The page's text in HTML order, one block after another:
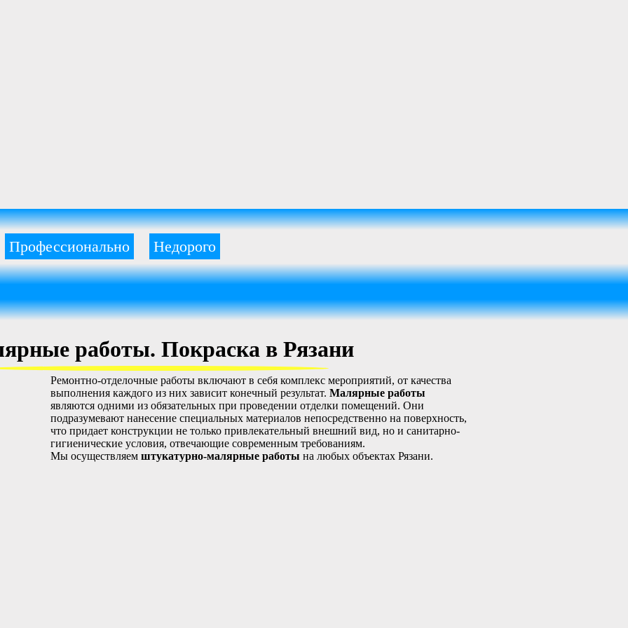
Профессионально Недорого
работы. Покраска в Рязани
Ремонтно-отделочные работы включают в себя комплекс мероприятий, от качества
выполнения каждого из них зависит конечный результат. Малярные работы
являются одними из обязательных при проведении отделки помещений. Они
подразумевают нанесение специальных материалов непосредственно на поверхность,
что придает конструкции не только привлекательный внешний вид, но и санитарно-
гигиенические условия, отвечающие современным требованиям.
Мы осуществляем штукатурно-малярные работы на любых объектах Рязани.